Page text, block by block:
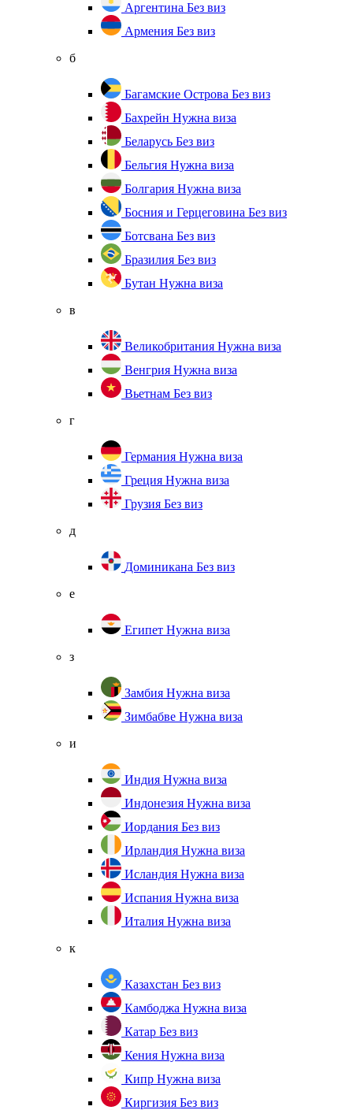
Аргентина Без виз
Армения Без виз
б
Багамские Острова Без виз
Бахрейн Нужна виза
Беларусь Без виз
Бельгия Нужна виза
Болгария Нужна виза
Босния и Герцеговина Без виз
Ботсвана Без виз
Бразилия Без виз
Бутан Нужна виза
в
Великобритания Нужна виза
Венгрия Нужна виза
Вьетнам Без виз
г
Германия Нужна виза
Греция Нужна виза
Грузия Без виз
д
Доминикана Без виз
е
Египет Нужна виза
з
Замбия Нужна виза
Зимбабве Нужна виза
и
Индия Нужна виза
Индонезия Нужна виза
Иордания Без виз
Ирландия Нужна виза
Исландия Нужна виза
Испания Нужна виза
Италия Нужна виза
к
Казахстан Без виз
Камбоджа Нужна виза
Катар Без виз
Кения Нужна виза
Кипр Нужна виза
Киргизия Без виз